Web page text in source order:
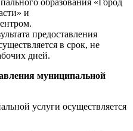
и
предоставления
в срок, не
дней.
муниципальной
услуги осуществляется